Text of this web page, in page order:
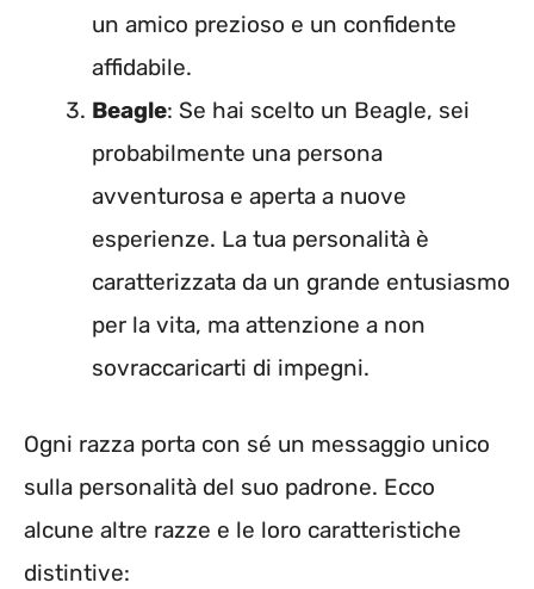
un amico prezioso e un confidente
affidabile.
Beagle: Se hai scelto un Beagle, sei
probabilmente una persona
avventurosa e aperta a nuove
esperienze. La tua personalità è
caratterizzata da un grande entusiasmo
per la vita, ma attenzione a non
sovraccaricarti di impegni.
Ogni razza porta con sé un messaggio unico
sulla personalità del suo padrone. Ecco
alcune altre razze e le loro caratteristiche
distintive: